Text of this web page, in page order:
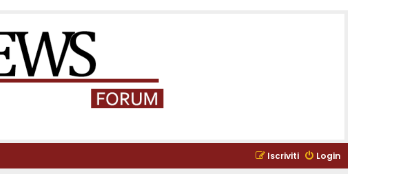
Login
Iscriviti